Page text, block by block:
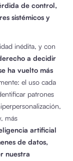
de control,
sistémicos y
inédita, y con
a decidir
ha vuelto más
el uso cada
patrones
más
artificial
de datos,
nuestra